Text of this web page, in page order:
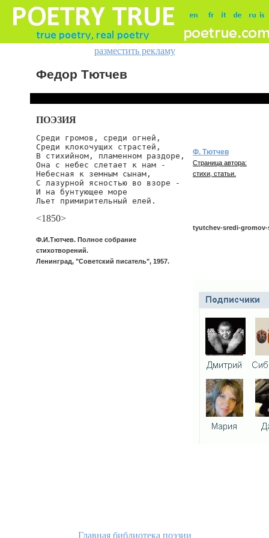
разместить рекламу
Федор Тютчев
ПОЭЗИЯ
Среди громов, среди огней,
Среди клокочущих страстей,
В стихийном, пламенном раздоре,
Она с небес слетает к нам -
Небесная к земным сынам,
С лазурной ясностью во взоре -
И на бунтующее море
Льет примирительный елей.
<1850>
Ф.И.Тютчев. Полное собрание
стихотворений.
Ленинград, "Советский писатель", 1957.
Ф. Тютчев
Страница автора:
стихи, статьи.
tyutchev-sredi-gromov-
Главная библиотека поэзии